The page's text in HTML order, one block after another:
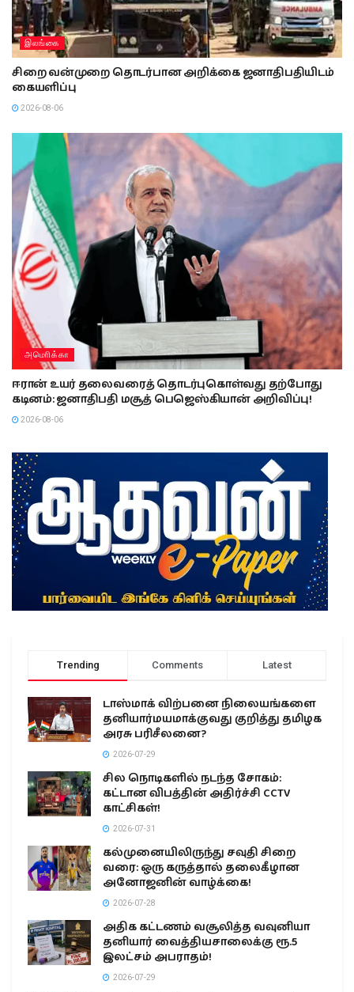
இலங்கை
சிறை வன்முறை தொடர்பான அறிக்கை ஜனாதிபதியிடம்
கையளிப்பு
2026-08-06
அமொிக்கா
ஈரான் உயர் தலைவரைத் தொடர்புகொள்வது தற்போது
கடினம்: ஜனாதிபதி மசூத் பெஜெஸ்கியான் அறிவிப்பு!
2026-08-06
Trending Comments Latest
டாஸ்மாக் விற்பனை நிலையங்களை
தனியார்மயமாக்குவது குறித்து தமிழக
அரசு பரிசீலனை?
2026-07-29
சில நொடிகளில் நடந்த சோகம்:
கட்டான விபத்தின் அதிர்ச்சி CCTV
காட்சிகள்!
2026-07-31
கல்முனையிலிருந்து சவுதி சிறை
வரை: ஒரு கருத்தால் தலைகீழான
அனோஜனின் வாழ்க்கை!
2026-07-28
அதிக கட்டணம் வசூலித்த வவுனியா
தனியார் வைத்தியசாலைக்கு ரூ.5
இலட்சம் அபராதம்!
2026-07-29